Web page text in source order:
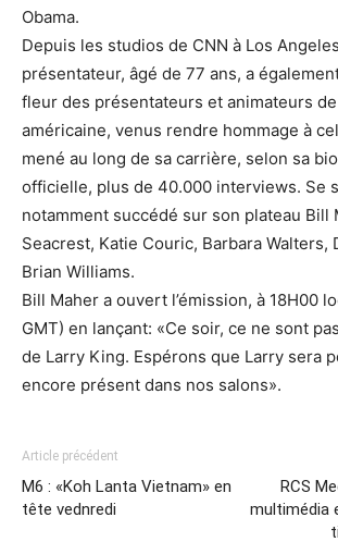
Obama.
Depuis les studios de CNN à Los
présentateur, âgé de 77 ans, a
fleur des présentateurs et animateurs
américaine, venus rendre hommage à
mené au long de sa carrière, selon sa
officielle, plus de 40.000 interviews. Se
notamment succédé sur son plateau Bill
Seacrest, Katie Couric, Barbara Walters,
Brian Williams.
Bill Maher a ouvert l’émission, à 18H00
GMT) en lançant: «Ce soir, ce ne sont
de Larry King. Espérons que Larry sera
encore présent dans nos salons».
Article précédent
M6 : «Koh Lanta Vietnam» en
tête vednredi
RCS
multimédia